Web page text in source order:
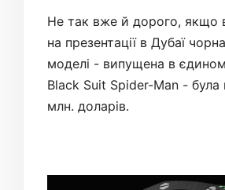
Не так вже й дорого, якщо
на презентації в Дубаї
моделі - випущена в
Black Suit Spider-Man - була
млн. доларів.